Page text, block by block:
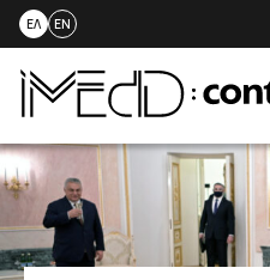
Skip
to
content
ΕΛ EN